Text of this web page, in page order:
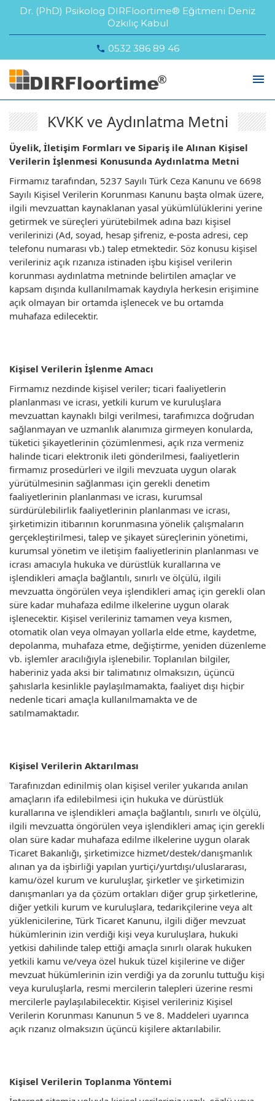
Dr. (PhD) Psikolog DIRFloortime® Eğitmeni Deniz
Özkılıç Kabul
phone 0532 386 89 46
menu
KVKK ve Aydınlatma Metni
Üyelik, İletişim Formları ve Sipariş ile Alınan Kişisel
Verilerin İşlenmesi Konusunda Aydınlatma Metni
Firmamız tarafından, 5237 Sayılı Türk Ceza Kanunu ve 6698
Sayılı Kişisel Verilerin Korunması Kanunu başta olmak üzere,
ilgili mevzuattan kaynaklanan yasal yükümlülüklerini yerine
getirmek ve süreçleri yürütebilmek adına bazı kişisel
verilerinizi (Ad, soyad, hesap şifreniz, e-posta adresi, cep
telefonu numarası vb.) talep etmektedir. Söz konusu kişisel
verileriniz açık rızanıza istinaden işbu kişisel verilerin
korunması aydınlatma metninde belirtilen amaçlar ve
kapsam dışında kullanılmamak kaydıyla herkesin erişimine
açık olmayan bir ortamda işlenecek ve bu ortamda
muhafaza edilecektir.
Kişisel Verilerin İşlenme Amacı
Firmamız nezdinde kişisel veriler; ticari faaliyetlerin
planlanması ve icrası, yetkili kurum ve kuruluşlara
mevzuattan kaynaklı bilgi verilmesi, tarafımızca doğrudan
sağlanmayan ve uzmanlık alanımıza girmeyen konularda,
tüketici şikayetlerinin çözümlenmesi, açık rıza vermeniz
halinde ticari elektronik ileti gönderilmesi, faaliyetlerin
firmamız prosedürleri ve ilgili mevzuata uygun olarak
yürütülmesinin sağlanması için gerekli denetim
faaliyetlerinin planlanması ve icrası, kurumsal
sürdürülebilirlik faaliyetlerinin planlanması ve icrası,
şirketimizin itibarının korunmasına yönelik çalışmaların
gerçekleştirilmesi, talep ve şikayet süreçlerinin yönetimi,
kurumsal yönetim ve iletişim faaliyetlerinin planlanması ve
icrası amacıyla hukuka ve dürüstlük kurallarına ve
işlendikleri amaçla bağlantılı, sınırlı ve ölçülü, ilgili
mevzuatta öngörülen veya işlendikleri amaç için gerekli olan
süre kadar muhafaza edilme ilkelerine uygun olarak
işlenecektir. Kişisel verileriniz tamamen veya kısmen,
otomatik olan veya olmayan yollarla elde etme, kaydetme,
depolanma, muhafaza etme, değiştirme, yeniden düzenleme
vb. işlemler aracılığıyla işlenebilir. Toplanılan bilgiler,
haberiniz yada aksi bir talimatınız olmaksızın, üçüncü
şahıslarla kesinlikle paylaşılmamakta, faaliyet dışı hiçbir
nedenle ticari amaçla kullanılmamakta ve de
satılmamaktadır.
Kişisel Verilerin Aktarılması
Tarafınızdan edinilmiş olan kişisel veriler yukarıda anılan
amaçların ifa edilebilmesi için hukuka ve dürüstlük
kurallarına ve işlendikleri amaçla bağlantılı, sınırlı ve ölçülü,
ilgili mevzuatta öngörülen veya işlendikleri amaç için gerekli
olan süre kadar muhafaza edilme ilkelerine uygun olarak
Ticaret Bakanlığı, şirketimizce hizmet/destek/danışmanlık
alınan ya da işbirliği yapılan yurtiçi/yurtdışı/uluslararası,
kamu/özel kurum ve kuruluşlar, şirketler ve şirketimizin
danışmanları ya da çözüm ortakları diğer grup şirketlerine,
diğer yetkili kurum ve kuruluşlara, tedarikçilerine veya alt
yüklenicilerine, Türk Ticaret Kanunu, ilgili diğer mevzuat
hükümlerinin izin verdiği kişi veya kuruluşlara, hukuki
yetkisi dahilinde talep ettiği amaçla sınırlı olarak hukuken
yetkili kamu ve/veya özel hukuk tüzel kişilerine ve diğer
mevzuat hükümlerinin izin verdiği ya da zorunlu tuttuğu kişi
veya kuruluşlarla, resmi mercilerin talepleri üzerine resmi
mercilerle paylaşılabilecektir. Kişisel verileriniz Kişisel
Verilerin Korunması Kanunun 5 ve 8. Maddeleri uyarınca
açık rızanız olmaksızın üçüncü kişilere aktarılabilir.
Kişisel Verilerin Toplanma Yöntemi